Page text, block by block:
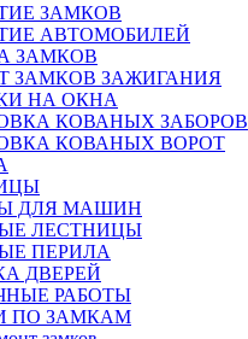
ЗАМКОВ
АВТОМОБИЛЕЙ
ЗАМКОВ
ЗАМКОВ ЗАЖИГАНИЯ
НА ОКНА
КОВАНЫХ ЗАБОРОВ
КОВАНЫХ ВОРОТ
ДЛЯ МАШИН
ЛЕСТНИЦЫ
ПЕРИЛА
ДВЕРЕЙ
РАБОТЫ
ПО ЗАМКАМ